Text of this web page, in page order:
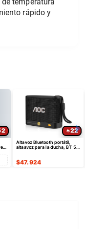
rápido y
22
Altavoz Bluetooth portátil,
altaavoz para la ducha, BT 5.4
$47.924